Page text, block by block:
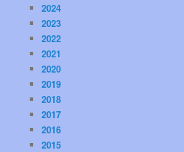
2024
2023
2022
2021
2020
2019
2018
2017
2016
2015